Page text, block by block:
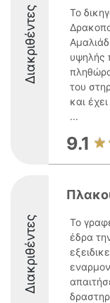
Διακριθέντες
Το
υψηλής
του
και
...
9.1
Διακριθέντες
Το
έδρα